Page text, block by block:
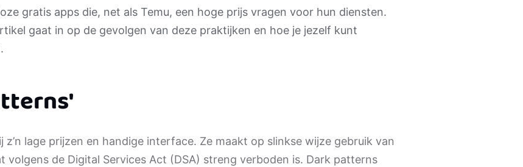
gratis apps die, net als Temu, een hoge prijs vragen voor hun diensten.
gaat in op de gevolgen van deze praktijken en hoe je jezelf kunt
lage prijzen en handige interface. Ze maakt op slinkse wijze gebruik van
volgens de Digital Services Act (DSA) streng verboden is. Dark patterns